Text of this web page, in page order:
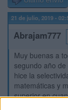
21 de julio, 2019 -
Abrajam777
Muy buenas a
segundo año
hice la
matemáticas y
superior en